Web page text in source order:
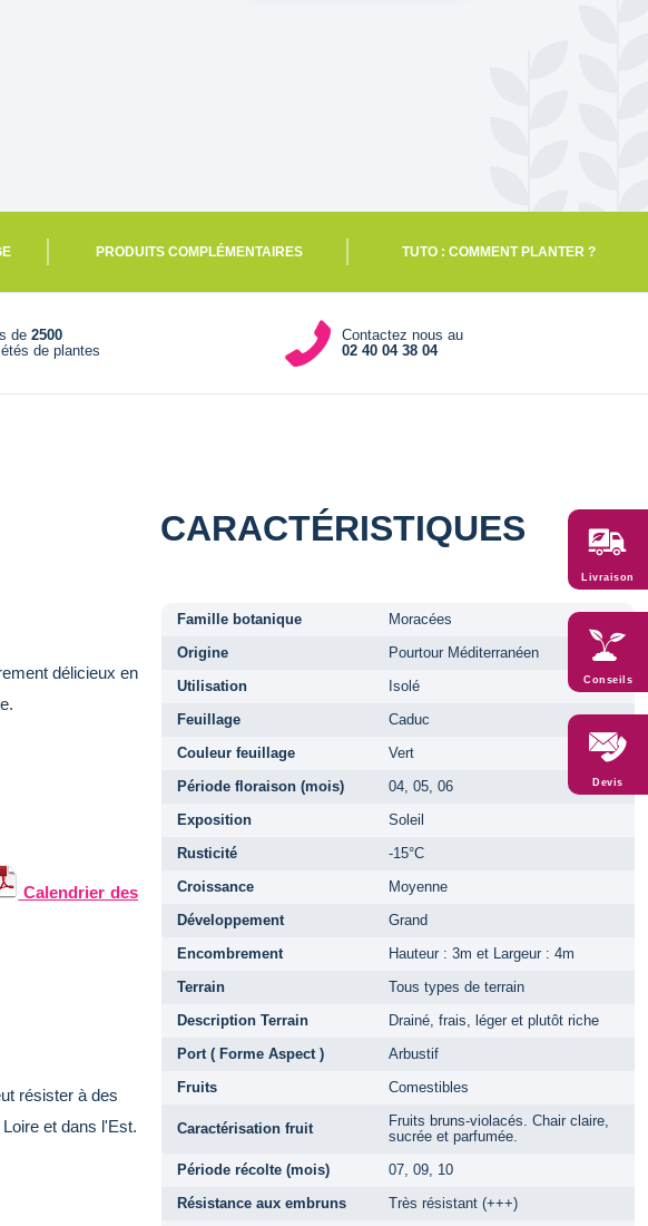
PRODUITS COMPLÉMENTAIRES TUTO : COMMENT PLANTER ?
de 2500
de plantes
Contactez nous au
02 40 04 38 04
délicieux en
Calendrier des
résister à des
et dans l'Est.
CARACTÉRISTIQUES
Famille botanique
Moracées
Origine
Pourtour Méditerranéen
Utilisation
Isolé
Feuillage
Caduc
Couleur feuillage
Vert
Période floraison (mois)
04, 05, 06
Exposition
Soleil
Rusticité
-15°C
Croissance
Moyenne
Développement
Grand
Encombrement
Hauteur : 3m et Largeur : 4m
Terrain
Tous types de terrain
Description Terrain
Drainé, frais, léger et plutôt riche
Port ( Forme Aspect )
Arbustif
Fruits
Comestibles
Caractérisation fruit
Fruits bruns-violacés. Chair claire,
sucrée et parfumée.
Période récolte (mois)
07, 09, 10
Résistance aux embruns
Très résistant (+++)
Livraison
Conseils
Devis